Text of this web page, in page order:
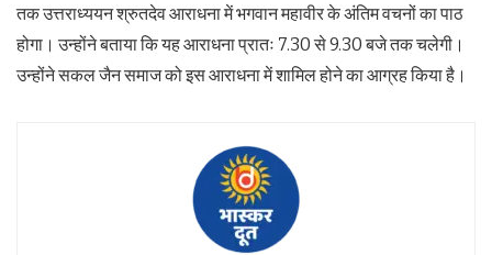
तक उत्तराध्ययन श्रुतदेव आराधना में भगवान महावीर के अंतिम वचनों का पाठ
होगा। उन्होंने बताया कि यह आराधना प्रातः 7.30 से 9.30 बजे तक चलेगी।
उन्होंने सकल जैन समाज को इस आराधना में शामिल होने का आग्रह किया है।